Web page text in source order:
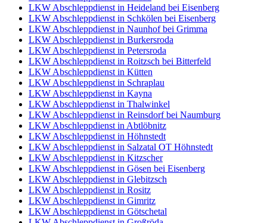
LKW Abschleppdienst in Heideland bei Eisenberg
LKW Abschleppdienst in Schkölen bei Eisenberg
LKW Abschleppdienst in Naunhof bei Grimma
LKW Abschleppdienst in Burkersroda
LKW Abschleppdienst in Petersroda
LKW Abschleppdienst in Roitzsch bei Bitterfeld
LKW Abschleppdienst in Kütten
LKW Abschleppdienst in Schraplau
LKW Abschleppdienst in Kayna
LKW Abschleppdienst in Thalwinkel
LKW Abschleppdienst in Reinsdorf bei Naumburg
LKW Abschleppdienst in Abtlöbnitz
LKW Abschleppdienst in Höhnstedt
LKW Abschleppdienst in Salzatal OT Höhnstedt
LKW Abschleppdienst in Kitzscher
LKW Abschleppdienst in Gösen bei Eisenberg
LKW Abschleppdienst in Glebitzsch
LKW Abschleppdienst in Rositz
LKW Abschleppdienst in Gimritz
LKW Abschleppdienst in Götschetal